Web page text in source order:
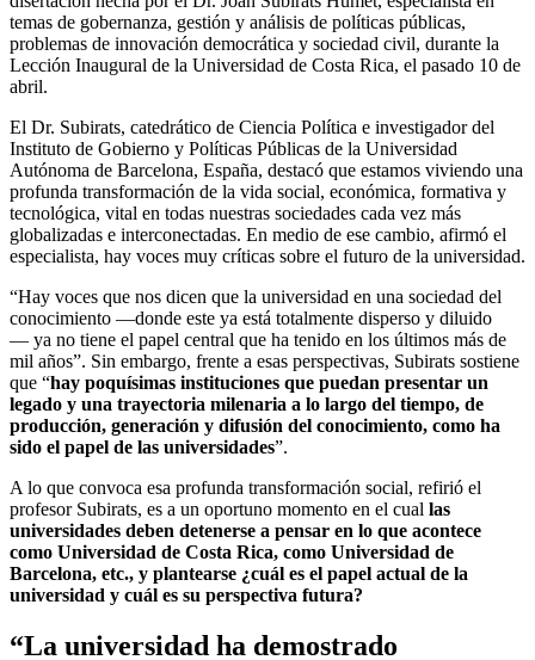
temas de gobernanza, gestión y análisis de políticas públicas,
problemas de innovación democrática y sociedad civil, durante la
Lección Inaugural de la Universidad de Costa Rica, el pasado 10 de
abril.
El Dr. Subirats, catedrático de Ciencia Política e investigador del
Instituto de Gobierno y Políticas Públicas de la Universidad
Autónoma de Barcelona, España, destacó que estamos viviendo una
profunda transformación de la vida social, económica, formativa y
tecnológica, vital en todas nuestras sociedades cada vez más
globalizadas e interconectadas. En medio de ese cambio, afirmó el
especialista, hay voces muy críticas sobre el futuro de la universidad.
“Hay voces que nos dicen que la universidad en una sociedad del
conocimiento —donde este ya está totalmente disperso y diluido
— ya no tiene el papel central que ha tenido en los últimos más de
mil años”. Sin embargo, frente a esas perspectivas, Subirats sostiene
que “hay poquísimas instituciones que puedan presentar un
legado y una trayectoria milenaria a lo largo del tiempo, de
producción, generación y difusión del conocimiento, como ha
sido el papel de las universidades”.
A lo que convoca esa profunda transformación social, refirió el
profesor Subirats, es a un oportuno momento en el cual las
universidades deben detenerse a pensar en lo que acontece
como Universidad de Costa Rica, como Universidad de
Barcelona, etc., y plantearse ¿cuál es el papel actual de la
universidad y cuál es su perspectiva futura?
“La universidad ha demostrado